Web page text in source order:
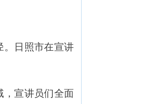
日照市在宣讲
宣讲员们全面